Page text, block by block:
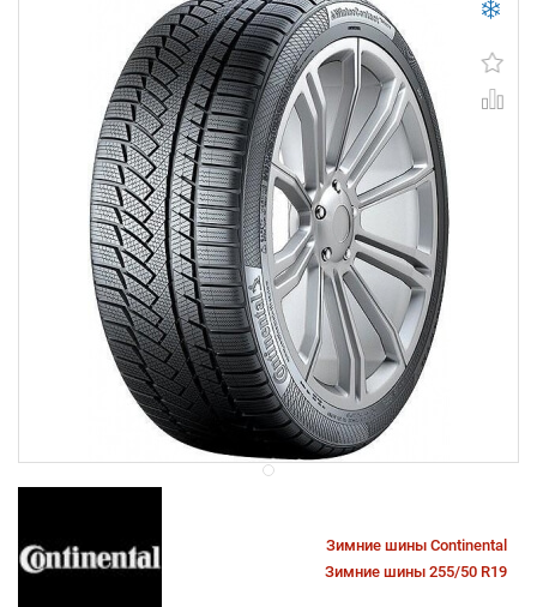
Зимние шины Continental
Зимние шины 255/50 R19